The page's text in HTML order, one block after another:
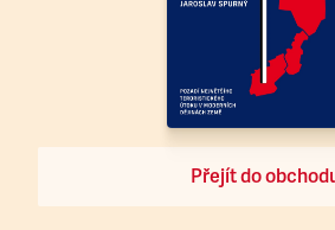
Přejít do